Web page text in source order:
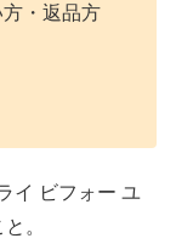
・返品方
イ ビフォー ユ
。